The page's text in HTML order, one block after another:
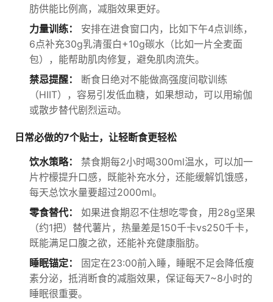
肪供能比例高，减脂效果更好。
力量训练：
安排在进食窗口内，比如下午4点训练，
6点补充30g乳清蛋白+10g碳水（比如一片全麦面
包），能帮助肌肉修复，避免肌肉流失。
禁忌提醒：
断食日绝对不能做高强度间歇训练
（HIIT），容易引发低血糖，如果想动，可以用瑜伽
或散步替代剧烈运动。
日常必做的7个贴士，让轻断食更轻松
饮水策略：
禁食期每2小时喝300ml温水，可以加一
片柠檬提升口感，既能补充水分，还能缓解饥饿感，
每天总饮水量要超过2000ml。
零食替代：
如果进食期忍不住想吃零食，用28g坚果
（约1把）替代薯片，热量差是150千卡vs250千卡，
既能满足口腹之欲，还能补充健康脂肪。
睡眠锚定：
固定在23:00前入睡，睡眠不足会降低瘦
素分泌，抵消断食的减脂效果，保证每天7~8小时的
睡眠很重要。